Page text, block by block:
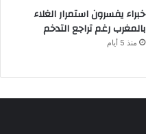
خبراء يفسرون استمرار الغلاء
بالمغرب رغم تراجع التدخم
منذ 5 أيام